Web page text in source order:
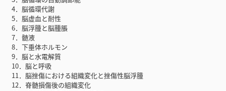
4．脳循環代謝
5．脳虚血と耐性
6．脳浮腫と脳腫脹
7．髄液
8．下垂体ホルモン
9．脳と水電解質
10．脳と呼吸
11．脳挫傷における組織変化と挫傷性脳浮腫
12．脊髄損傷後の組織変化